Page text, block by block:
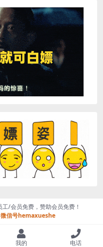
/会员免费，赞助会员免费！
微信号hemaxueshe
我的 电话